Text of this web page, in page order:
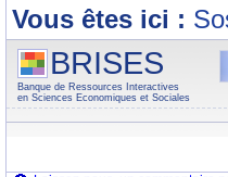
Vous êtes ici :
BRISES
Banque de Ressources Interactives
en Sciences Economiques et Sociales